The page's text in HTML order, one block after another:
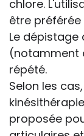
chlore.
être préférée
Le
(notamment
répété.
Selon les
proposée